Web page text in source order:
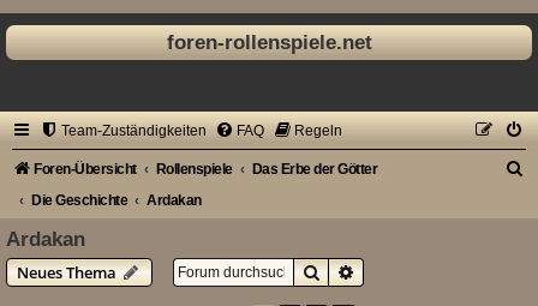
foren-rollenspiele.net
Team-Zuständigkeiten FAQ Regeln
Foren-Übersicht Rollenspiele
Das Erbe der Götter
Die Geschichte
Ardakan
Ardakan
Neues Thema
SucheErweiterte Suche